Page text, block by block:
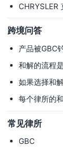
CHRYSLER
跨境问答
产品被GBC
和解的流程
如果选择和
每个律所的
常见律所
GBC